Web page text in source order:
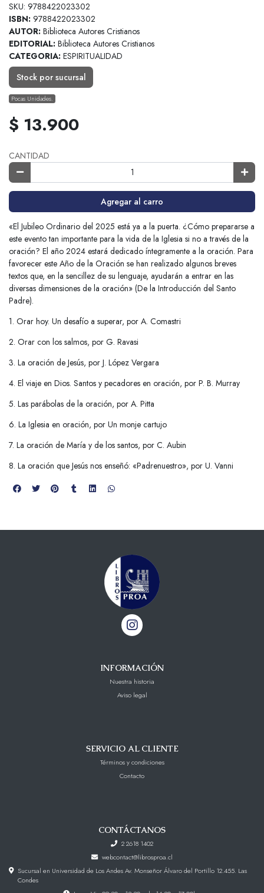
SKU: 9788422023302
ISBN: 9788422023302
AUTOR: Biblioteca Autores Cristianos
EDITORIAL: Biblioteca Autores Cristianos
CATEGORIA: ESPIRITUALIDAD
Stock por sucursal
Pocas Unidades.
$ 13.900
CANTIDAD
Agregar al carro
«El Jubileo Ordinario del 2025 está ya a la puerta. ¿Cómo prepararse a
este evento tan importante para la vida de la Iglesia si no a través de la
oración? El año 2024 estará dedicado íntegramente a la oración. Para
favorecer este Año de la Oración se han realizado algunos breves
textos que, en la sencillez de su lenguaje, ayudarán a entrar en las
diversas dimensiones de la oración» (De la Introducción del Santo
Padre).
1. Orar hoy. Un desafío a superar, por A. Comastri
2. Orar con los salmos, por G. Ravasi
3. La oración de Jesús, por J. López Vergara
4. El viaje en Dios. Santos y pecadores en oración, por P. B. Murray
5. Las parábolas de la oración, por A. Pitta
6. La Iglesia en oración, por Un monje cartujo
7. La oración de María y de los santos, por C. Aubin
8. La oración que Jesús nos enseñó: «Padrenuestro», por U. Vanni
INFORMACIÓN
Nuestra historia
Aviso legal
SERVICIO AL CLIENTE
Términos y condiciones
Contacto
CONTÁCTANOS
2 2618 1402
webcontact@librosproa.cl
Sucursal en Universidad de Los Andes Av. Monseñor Álvaro del Portillo 12.455. Las
Condes